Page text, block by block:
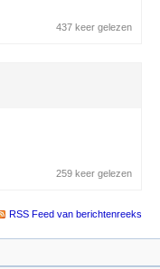
437 keer gelezen
259 keer gelezen
RSS Feed van berichtenreeks